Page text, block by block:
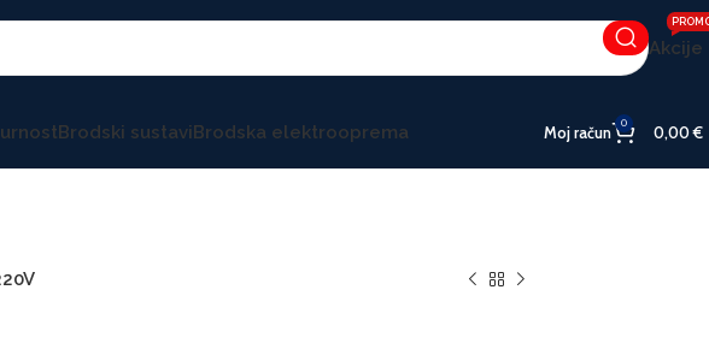
Akcije
Brodski sustaviBrodska elektrooprema Moj račun 0 0,00€